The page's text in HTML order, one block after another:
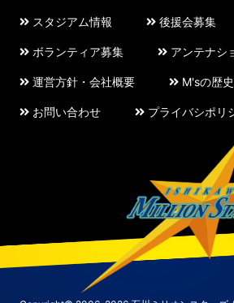
スタジアム情報 後援会募集
ボランティア募集 アンテナシ
運営方針・会社概要 M'sの歴史
お問い合わせ プライバシポリ